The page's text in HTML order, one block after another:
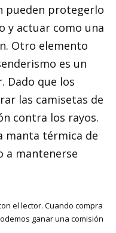
pueden protegerlo
y actuar como una
Otro elemento
es un
Dado que los
las camisetas de
contra los rayos.
manta térmica de
a mantenerse
el lector. Cuando compra
ganar una comisión